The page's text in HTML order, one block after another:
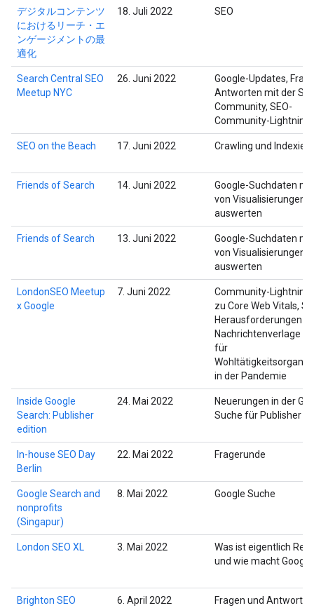
デジタルコンテンツ
におけるリーチ・エ
ンゲージメントの最
適化
18. Juli 2022 SEO
Search Central SEO
Meetup NYC
26. Juni 2022
Google-Updates,
Antworten mit der
Community, SEO-
Community-
SEO on the Beach 17. Juni 2022 Crawling und
Friends of Search 14. Juni 2022
Google-Suchdaten
von Visualisierungen
auswerten
Friends of Search 13. Juni 2022
Google-Suchdaten
von Visualisierungen
auswerten
LondonSEO Meetup
x Google
7. Juni 2022
Community-
zu Core Web Vitals,
Herausforderungen
Nachrichtenverlage
für
in der Pandemie
Inside Google
Search: Publisher
edition
24. Mai 2022
Neuerungen in der
Suche für Publisher
In-house SEO Day
Berlin
22. Mai 2022 Fragerunde
Google Search and
nonprofits
(Singapur)
8. Mai 2022 Google Suche
London SEO XL 3. Mai 2022
Was ist eigentlich
und wie macht Google
Brighton SEO 6. April 2022 Fragen und Antworten